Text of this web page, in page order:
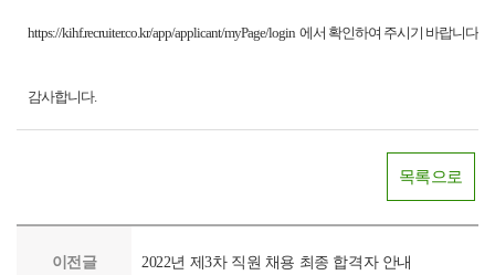
https://kihf.recruiter.co.kr/app/applicant/myPage/login 에서 확인하여 주시기 바랍니다.
감사합니다.
목록으로
이전글 2022년 제3차 직원 채용 최종 합격자 안내